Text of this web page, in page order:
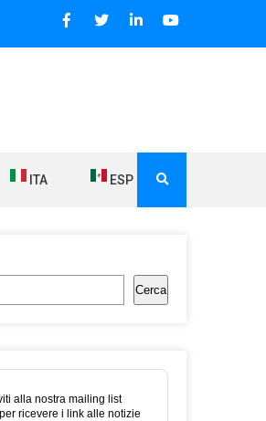
2006 DIFFONDE NOTIZIE SUI
ITA ESP
Cerca
alla nostra mailing list
ricevere i link alle notizie